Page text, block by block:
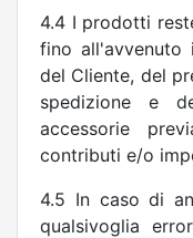
4.4 I prodotti
fino all'avvenuto
del Cliente, del
spedizione e
accessorie
contributi e/o
4.5 In caso di
qualsivoglia